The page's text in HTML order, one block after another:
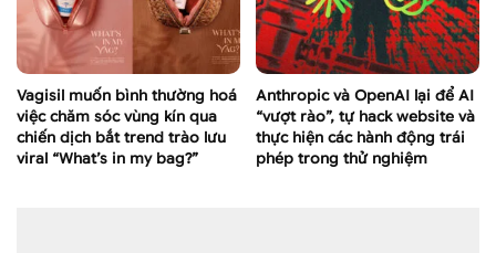
Vagisil muốn bình thường hoá
việc chăm sóc vùng kín qua
chiến dịch bắt trend trào lưu
viral “What’s in my bag?”
Anthropic và OpenAI lại để AI
“vượt rào”, tự hack website và
thực hiện các hành động trái
phép trong thử nghiệm